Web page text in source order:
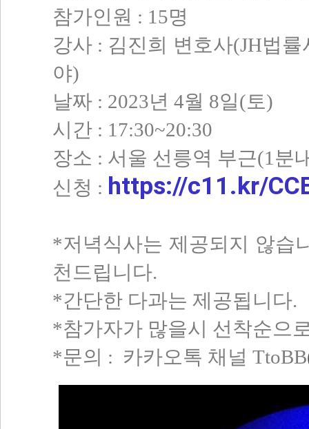
참가인원 : 15명
강사 : 김진희 변호사(JH법
야)
날짜 : 2023년 4월 8일(토)
시간 : 17:30~20:30
장소 : 서울 선릉역 부근(1분
신청 : https://c11.kr/
*저녁식사는 제공되지 않습
천드립니다.
*간단한 다과는 제공됩니다.
*참가자가 많을시 선착순으
*문의 : 카카오톡 채널 TtoBB